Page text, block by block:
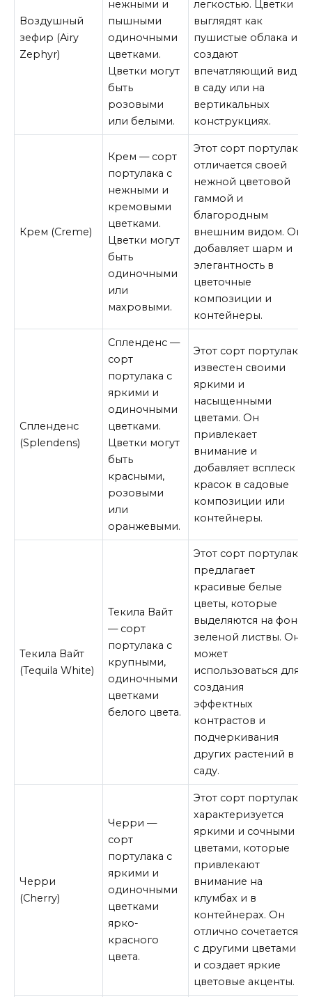
Воздушный
зефир (Airy
Zephyr)
нежными и
пышными
одиночными
цветками.
Цветки могут
быть
розовыми
или белыми.
легкостью. Цветки
выглядят как
пушистые облака и
создают
впечатляющий вид
в саду или на
вертикальных
конструкциях.
Крем (Creme)
Крем — сорт
портулака с
нежными и
кремовыми
цветками.
Цветки могут
быть
одиночными
или
махровыми.
Этот сорт портулака
отличается своей
нежной цветовой
гаммой и
благородным
внешним видом. Он
добавляет шарм и
элегантность в
цветочные
композиции и
контейнеры.
Спленденс
(Splendens)
Спленденс —
сорт
портулака с
яркими и
одиночными
цветками.
Цветки могут
быть
красными,
розовыми
или
оранжевыми.
Этот сорт портулака
известен своими
яркими и
насыщенными
цветами. Он
привлекает
внимание и
добавляет всплеск
красок в садовые
композиции или
контейнеры.
Текила Вайт
(Tequila White)
Текила Вайт
— сорт
портулака с
крупными,
одиночными
цветками
белого цвета.
Этот сорт портулака
предлагает
красивые белые
цветы, которые
выделяются на фоне
зеленой листвы. Он
может
использоваться для
создания
эффектных
контрастов и
подчеркивания
других растений в
саду.
Черри
(Cherry)
Черри —
сорт
портулака с
яркими и
одиночными
цветками
ярко-
красного
цвета.
Этот сорт портулака
характеризуется
яркими и сочными
цветами, которые
привлекают
внимание на
клумбах и в
контейнерах. Он
отлично сочетается
с другими цветами
и создает яркие
цветовые акценты.